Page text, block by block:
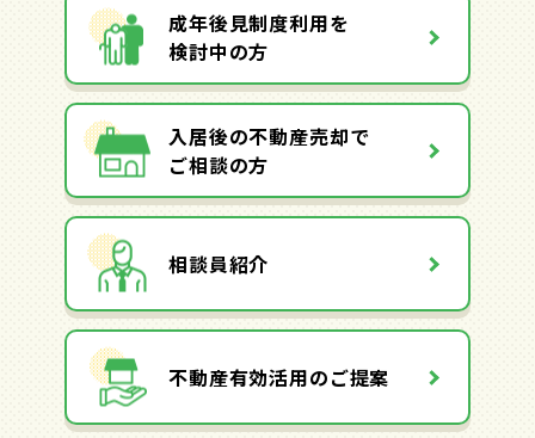
成年後見制度利用を
検討中の方
入居後の不動産売却で
ご相談の方
相談員紹介
不動産有効活用のご提案